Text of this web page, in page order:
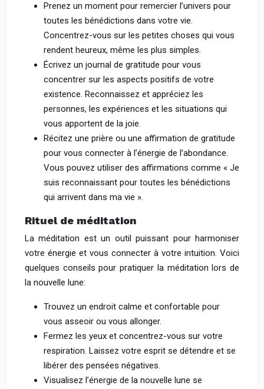
Prenez un moment pour remercier l’univers pour
toutes les bénédictions dans votre vie.
Concentrez-vous sur les petites choses qui vous
rendent heureux, même les plus simples.
Écrivez un journal de gratitude pour vous
concentrer sur les aspects positifs de votre
existence. Reconnaissez et appréciez les
personnes, les expériences et les situations qui
vous apportent de la joie.
Récitez une prière ou une affirmation de gratitude
pour vous connecter à l’énergie de l’abondance.
Vous pouvez utiliser des affirmations comme « Je
suis reconnaissant pour toutes les bénédictions
qui arrivent dans ma vie ».
Rituel de méditation
La méditation est un outil puissant pour harmoniser
votre énergie et vous connecter à votre intuition. Voici
quelques conseils pour pratiquer la méditation lors de
la nouvelle lune:
Trouvez un endroit calme et confortable pour
vous asseoir ou vous allonger.
Fermez les yeux et concentrez-vous sur votre
respiration. Laissez votre esprit se détendre et se
libérer des pensées négatives.
Visualisez l’énergie de la nouvelle lune se